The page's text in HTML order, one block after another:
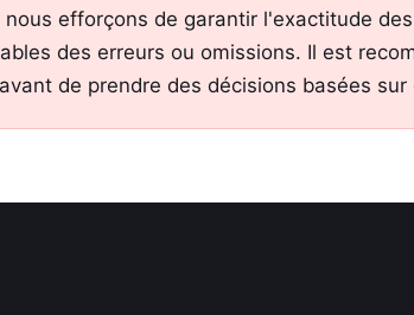
nous efforçons de garantir l'exactitude
des erreurs ou omissions. Il est
de prendre des décisions basées